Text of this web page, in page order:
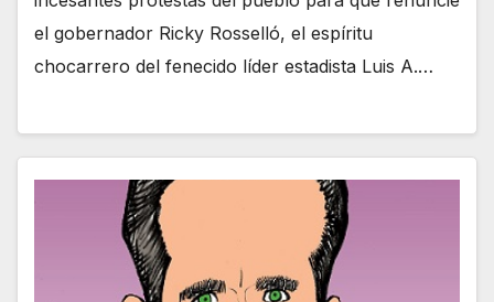
el gobernador Ricky Rosselló, el espíritu
chocarrero del fenecido líder estadista Luis A.…